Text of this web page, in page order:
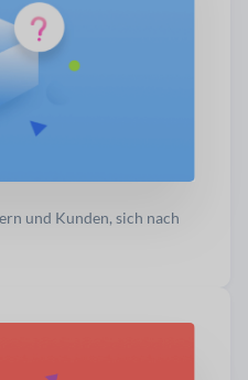
und Kunden, sich nach